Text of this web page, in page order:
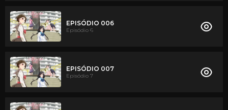
EPISÓDIO 006
Episódio 6
EPISÓDIO 007
Episódio 7